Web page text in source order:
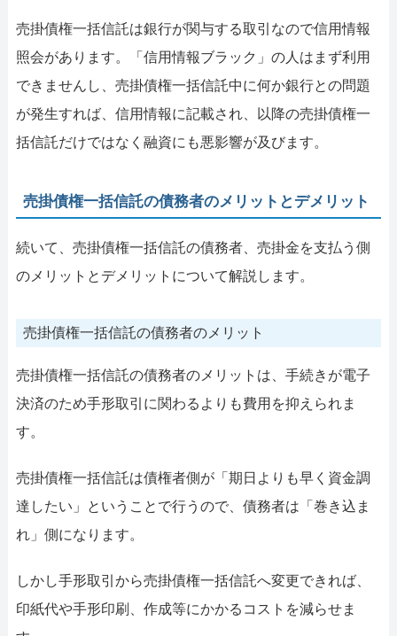
売掛債権一括信託は銀行が関与する取引なので信用情報
照会があります。「信用情報ブラック」の人はまず利用
できませんし、売掛債権一括信託中に何か銀行との問題
が発生すれば、信用情報に記載され、以降の売掛債権一
括信託だけではなく融資にも悪影響が及びます。
売掛債権一括信託の債務者のメリットとデメリット
続いて、売掛債権一括信託の債務者、売掛金を支払う側
のメリットとデメリットについて解説します。
売掛債権一括信託の債務者のメリット
売掛債権一括信託の債務者のメリットは、手続きが電子
決済のため手形取引に関わるよりも費用を抑えられま
す。
売掛債権一括信託は債権者側が「期日よりも早く資金調
達したい」ということで行うので、債務者は「巻き込ま
れ」側になります。
しかし手形取引から売掛債権一括信託へ変更できれば、
印紙代や手形印刷、作成等にかかるコストを減らせま